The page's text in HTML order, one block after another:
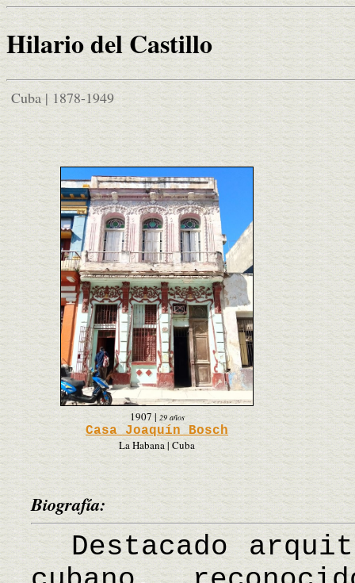
Hilario del Castillo
Cuba | 1878-1949
1907| 29 años
Casa Joaquín Bosch
La Habana | Cuba
Biografía:
Destacado